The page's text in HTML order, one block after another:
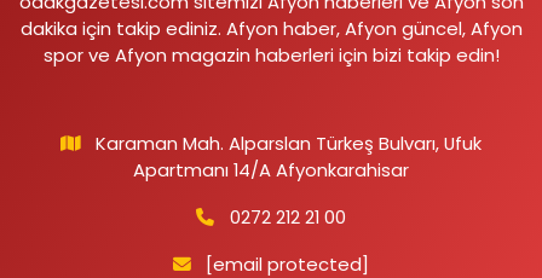
dakika için takip ediniz. Afyon haber, Afyon güncel, Afyon
spor ve Afyon magazin haberleri için bizi takip edin!
Karaman Mah. Alparslan Türkeş Bulvarı, Ufuk
Apartmanı 14/A Afyonkarahisar
0272 212 21 00
[email protected]